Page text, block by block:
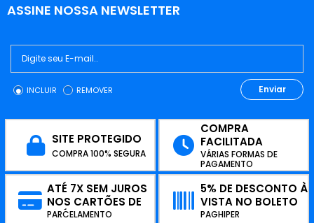
ASSINE NOSSA NEWSLETTER
INCLUIR REMOVER Enviar
SITE PROTEGIDO
COMPRA 100% SEGURA
COMPRA
FACILITADA
VÁRIAS FORMAS DE
PAGAMENTO
ATÉ 7X SEM JUROS
NOS CARTÕES DE
CRÉDITO
PARCELAMENTO
5% DE DESCONTO À
VISTA NO BOLETO
PAGHIPER